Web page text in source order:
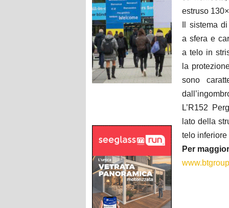
estruso
Il sistema
a sfera e
a telo in
la
sono
L’R152
lato della
telo inferiore
Per